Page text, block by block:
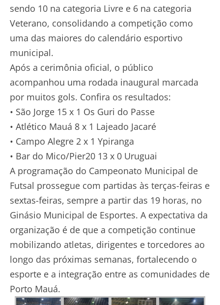
sendo 10 na categoria Livre e 6 na categoria
Veterano, consolidando a competição como
uma das maiores do calendário esportivo
municipal.
Após a cerimônia oficial, o público
acompanhou uma rodada inaugural marcada
por muitos gols. Confira os resultados:
• São Jorge 15 x 1 Os Guri do Passe
• Atlético Mauá 8 x 1 Lajeado Jacaré
• Campo Alegre 2 x 1 Ypiranga
• Bar do Mico/Pier20 13 x 0 Uruguai
A programação do Campeonato Municipal de
Futsal prossegue com partidas às terças-feiras e
sextas-feiras, sempre a partir das 19 horas, no
Ginásio Municipal de Esportes. A expectativa da
organização é de que a competição continue
mobilizando atletas, dirigentes e torcedores ao
longo das próximas semanas, fortalecendo o
esporte e a integração entre as comunidades de
Porto Mauá.